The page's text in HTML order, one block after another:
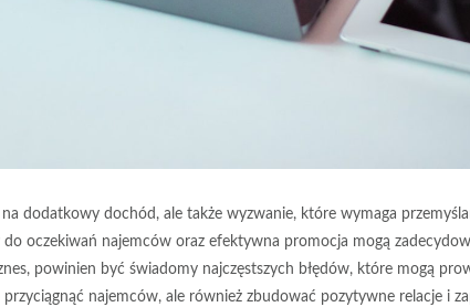
dodatkowy dochód, ale także wyzwanie, które wymaga
oczekiwań najemców oraz efektywna promocja mogą
powinien być świadomy najczęstszych błędów, które mogą
najemców, ale również zbudować pozytywne relacje i